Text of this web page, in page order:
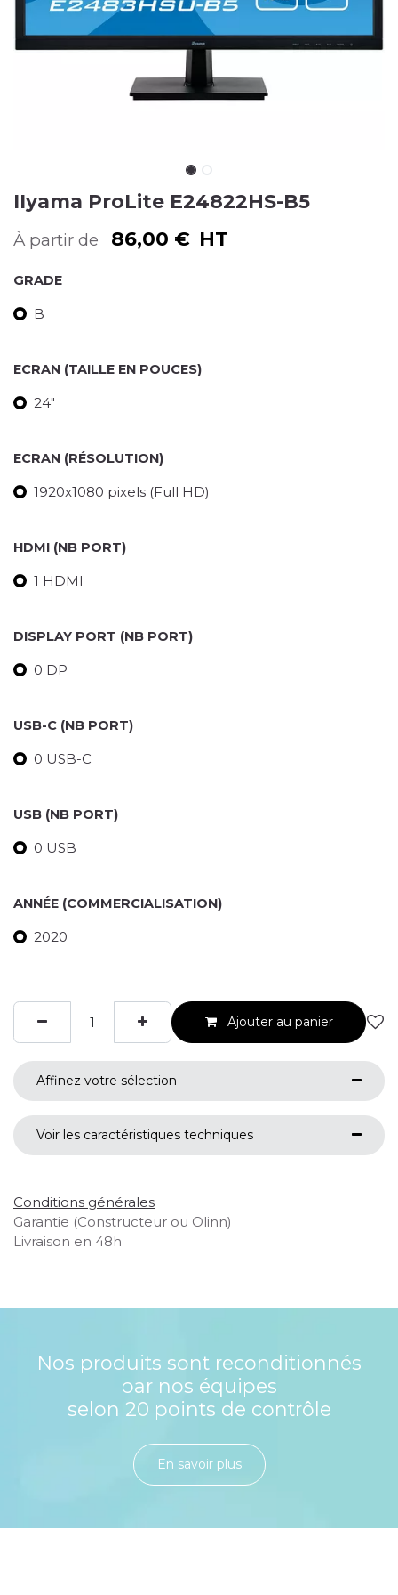
IIyama ProLite E24822HS-B5
À partir de 86,00 € HT
GRADE
B
ECRAN (TAILLE EN POUCES)
24"
ECRAN (RÉSOLUTION)
1920x1080 pixels (Full HD)
HDMI (NB PORT)
1 HDMI
DISPLAY PORT (NB PORT)
0 DP
USB-C (NB PORT)
0 USB-C
USB (NB PORT)
0 USB
ANNÉE (COMMERCIALISATION)
2020
Ajouter au panier
Affinez votre sélection
Voir les caractéristiques techniques
Conditions générales
Garantie (Constructeur ou Olinn)
Livraison en 48h
Nos produits sont reconditionnés
par nos équipes
selon 20 points de contrôle
En savoir plu​​​​​​​​​​​​​​​​s